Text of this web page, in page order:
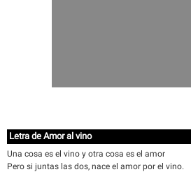
Letra de Amor al vino
Una cosa es el vino y otra cosa es el amor
Pero si juntas las dos, nace el amor por el vino.